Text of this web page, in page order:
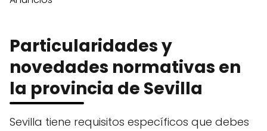
Particularidades y
novedades normativas en
la provincia de Sevilla
Sevilla tiene requisitos específicos que debes